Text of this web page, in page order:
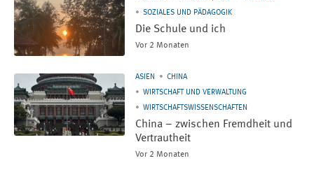
SOZIALES UND PÄDAGOGIK
Die Schule und ich
Vor 2 Monaten
ASIEN
CHINA
WIRTSCHAFT UND VERWALTUNG
WIRTSCHAFTSWISSENSCHAFTEN
China – zwischen Fremdheit und
Vertrautheit
Vor 2 Monaten